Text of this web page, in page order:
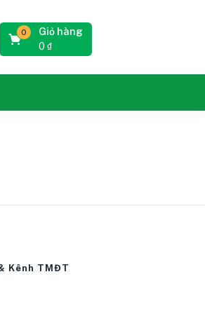
Giỏ hàng
0
0₫
Kênh TMĐT